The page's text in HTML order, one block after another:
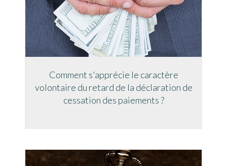
Comment s'apprécie le caractère
volontaire du retard de la déclaration de
cessation des paiements ?